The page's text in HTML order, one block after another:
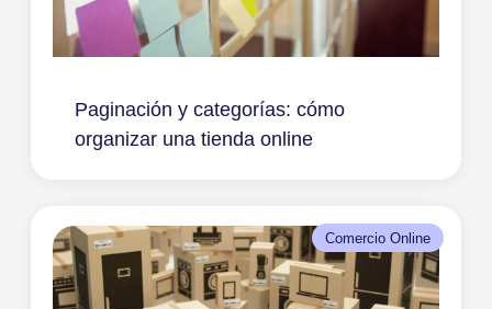
Paginación y categorías: cómo
organizar una tienda online
Comercio Online